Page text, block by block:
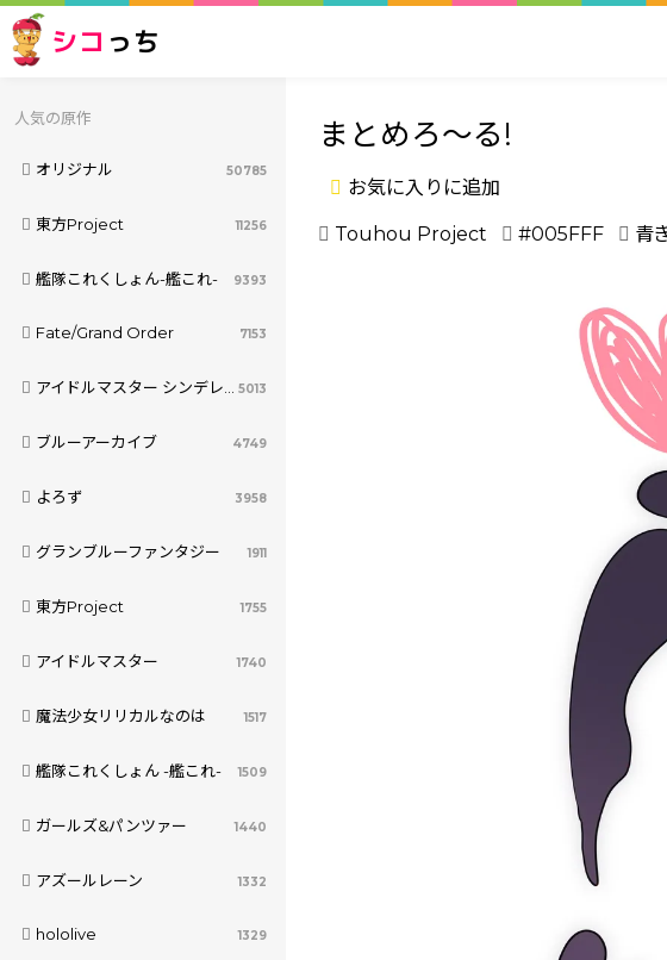
シコ っち
人気の原作
オリジナル 50785
東方Project 11256
艦隊これくしょん-艦これ- 9393
Fate/Grand Order 7153
アイドルマスター シンデレラガールズ 5013
ブルーアーカイブ 4749
よろず 3958
グランブルーファンタジー 1911
東方Project 1755
アイドルマスター 1740
魔法少女リリカルなのは 1517
艦隊これくしょん -艦これ- 1509
ガールズ&パンツァー 1440
アズールレーン 1332
hololive 1329
まとめろ～る!
お気に入りに追加
Touhou Project #005FFF 青